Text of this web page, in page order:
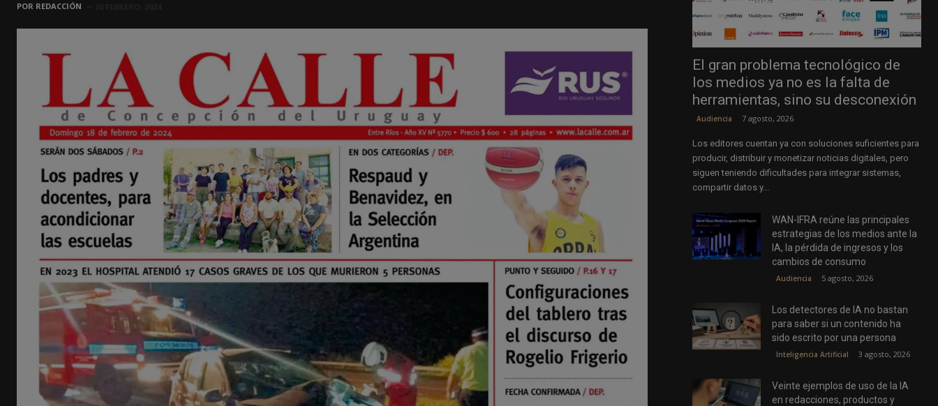
POR REDACCIÓN
El gran problema tecnológico de
los medios ya no es la falta de
herramientas, sino su desconexión
Audiencia 7 agosto, 2026
Los editores cuentan ya con soluciones suficientes para
producir, distribuir y monetizar noticias digitales, pero
siguen teniendo dificultades para integrar sistemas,
compartir datos y...
WAN-IFRA reúne las principales
estrategias de los medios ante la
IA, la pérdida de ingresos y los
cambios de consumo
Audiencia 5 agosto, 2026
Los detectores de IA no bastan
para saber si un contenido ha
sido escrito por una persona
Inteligencia Artificial 3 agosto, 2026
Veinte ejemplos de uso de la IA
en redacciones, productos y